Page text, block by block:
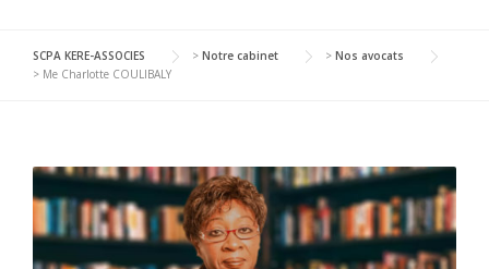
SCPA KERE-ASSOCIES > Notre cabinet > Nos avocats
> Me Charlotte COULIBALY